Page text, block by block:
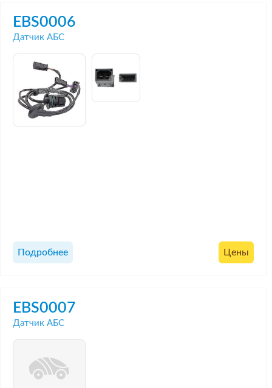
EBS0006
Датчик АБС
Подробнее Цены
EBS0007
Датчик АБС